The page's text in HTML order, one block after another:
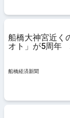
船橋大神宮近く
オト」が5周年
船橋経済新聞